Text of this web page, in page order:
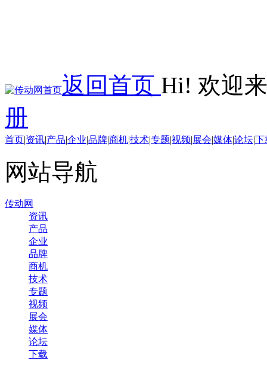
返回首页 Hi! 欢迎
册
首页|资讯|产品|企业|品牌|商机|技术|专题|视频|展会|媒体|论坛|下
网站导航
传动网
资讯
产品
企业
品牌
商机
技术
专题
视频
展会
媒体
论坛
下载